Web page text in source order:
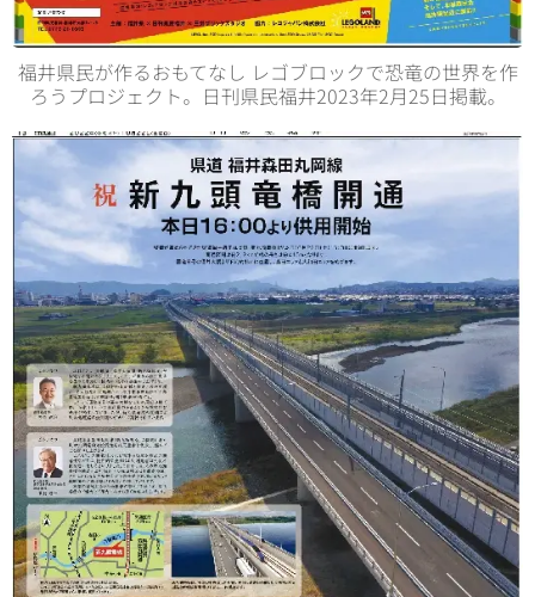
福井県民が作るおもてなし レゴブロックで恐竜の世界を作
ろうプロジェクト。日刊県民福井2023年2月25日掲載。